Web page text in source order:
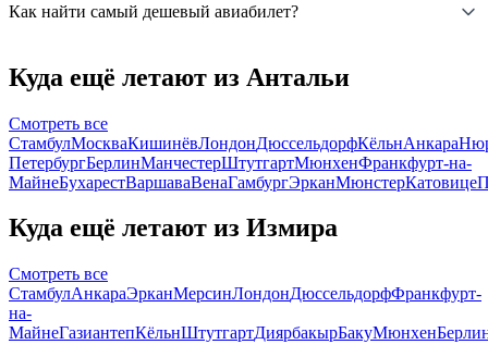
Как найти самый дешевый авиабилет?
Куда ещё летают из Антальи
Смотреть все
СтамбулМоскваКишинёвЛондонДюссельдорфКёльнАнкара
ПетербургБерлинМанчестерШтутгартМюнхенФранкфурт-на-
МайнеБухарестВаршаваВенаГамбургЭрканМюнстерКатовице
Куда ещё летают из Измира
Смотреть все
СтамбулАнкараЭрканМерсинЛондонДюссельдорфФранкфурт-
на-
МайнеГазиантепКёльнШтутгартДиярбакырБакуМюнхен